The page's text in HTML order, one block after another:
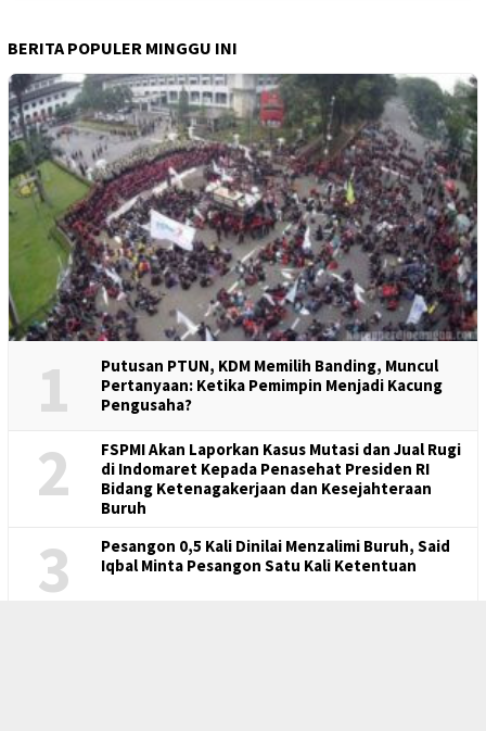
BERITA POPULER MINGGU INI
1
Putusan PTUN, KDM Memilih Banding, Muncul
Pertanyaan: Ketika Pemimpin Menjadi Kacung
Pengusaha?
2
FSPMI Akan Laporkan Kasus Mutasi dan Jual Rugi
di Indomaret Kepada Penasehat Presiden RI
Bidang Ketenagakerjaan dan Kesejahteraan
Buruh
3
Pesangon 0,5 Kali Dinilai Menzalimi Buruh, Said
Iqbal Minta Pesangon Satu Kali Ketentuan